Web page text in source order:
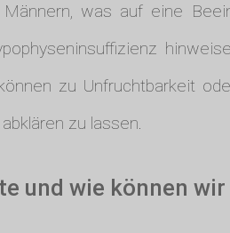
was auf eine
zu Unfruchtbarkeit
zu lassen.
und wie können